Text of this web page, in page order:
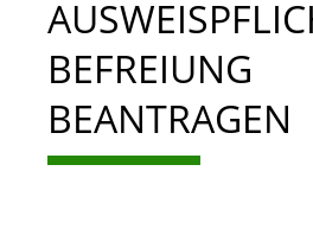
BEFREIUNG
BEANTRAGEN